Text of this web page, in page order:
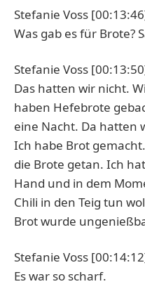
Stefanie Voss
Was gab es für Brote?
Stefanie Voss
Das hatten wir nicht.
haben Hefebrote
eine Nacht. Da hatten
Ich habe Brot
die Brote getan. Ich
Hand und in dem
Chili in den Teig tun
Brot wurde
Stefanie Voss
Es war so scharf.